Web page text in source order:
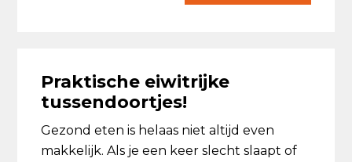
Praktische eiwitrijke
tussendoortjes!
Gezond eten is helaas niet altijd even
makkelijk. Als je een keer slecht slaapt of